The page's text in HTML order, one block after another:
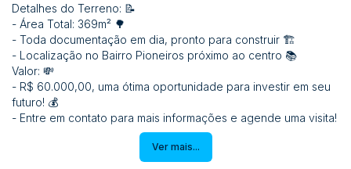
Detalhes do Terreno: 📝
- Área Total: 369m² 🌳
- Toda documentação em dia, pronto para construir 🏗️
- Localização no Bairro Pioneiros próximo ao centro 📚
Valor: 💸
- R$ 60.000,00, uma ótima oportunidade para investir em seu
futuro! 💰
- Entre em contato para mais informações e agende uma visita!
Não perca essa oportunidade de construir seu sonho em Rio
Ver mais...